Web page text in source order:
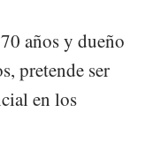
años y dueño
pretende ser
en los